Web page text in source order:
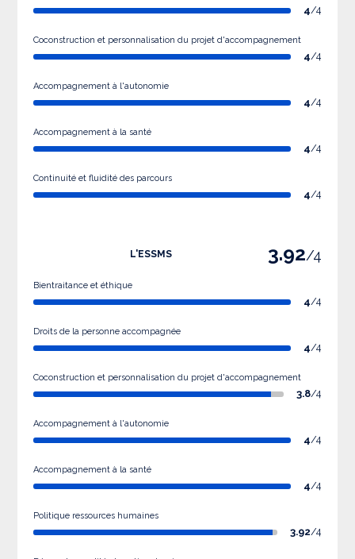
4/4
Coconstruction et personnalisation du projet d'accompagnement
4/4
Accompagnement à l'autonomie
4/4
Accompagnement à la santé
4/4
Continuité et fluidité des parcours
4/4
L'ESSMS 3.92/4
Bientraitance et éthique
4/4
Droits de la personne accompagnée
4/4
Coconstruction et personnalisation du projet d'accompagnement
3.8/4
Accompagnement à l'autonomie
4/4
Accompagnement à la santé
4/4
Politique ressources humaines
3.92/4